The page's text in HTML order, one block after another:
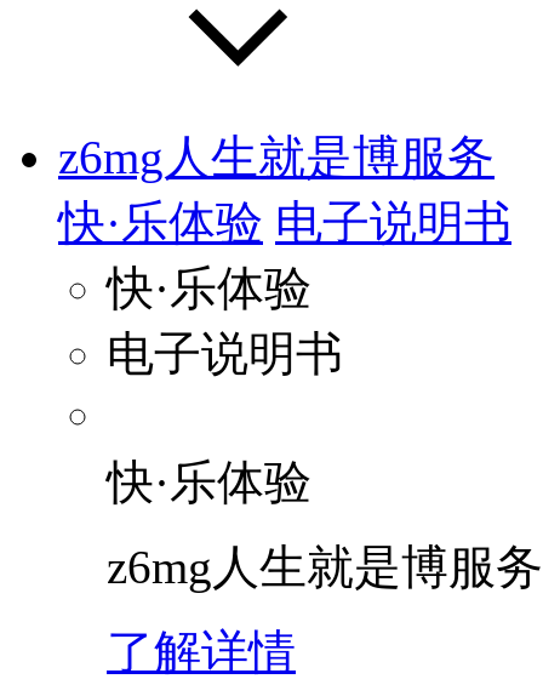
z6mg人生就是博服务
快·乐体验 电子说明书
快·乐体验
电子说明书
快·乐体验
z6mg人生就是博服
了解详情